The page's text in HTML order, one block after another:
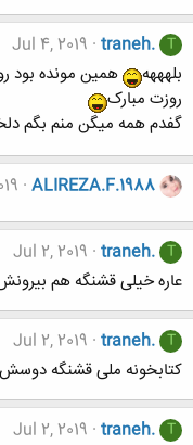
T
traneh.
Jul 4, 2019
بلهههه
همین مونده بود
روزت مبارک
گفدم همه میگن منم بگم
ALIREZA.F.1988
T
traneh.
Jul 2, 2019
عاره خیلی قشنگه هم
T
traneh.
Jul 2, 2019
کتابخونه ملی قشنگه
T
traneh.
Jul 2, 2019